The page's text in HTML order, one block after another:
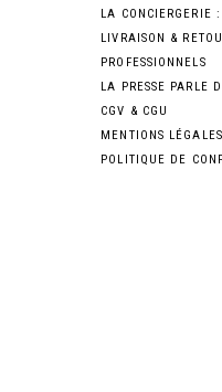
LA CONCIERGERIE
LIVRAISON &
PROFESSIONNELS
LA PRESSE PARLE
CGV & CGU
MENTIONS LÉGALES
POLITIQUE DE